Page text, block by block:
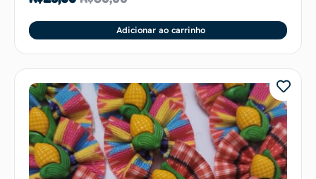
Adicionar ao carrinho